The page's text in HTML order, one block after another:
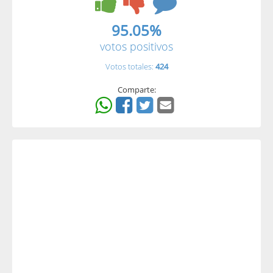
95.05%
votos positivos
Votos totales: 424
Comparte: